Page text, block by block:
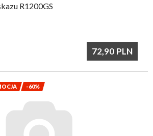
R1200GS
72,90 PLN
-60%